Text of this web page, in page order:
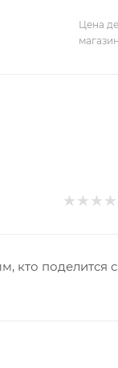
Цена
кто